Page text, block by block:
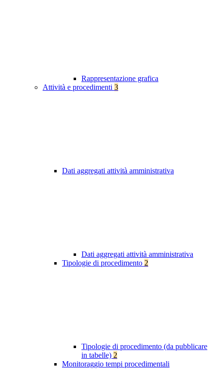
Rappresentazione grafica
Attività e procedimenti 3
Dati aggregati attività amministrativa
Dati aggregati attività amministrativa
Tipologie di procedimento 2
Tipologie di procedimento (da pubblicare
in tabelle) 2
Monitoraggio tempi procedimentali